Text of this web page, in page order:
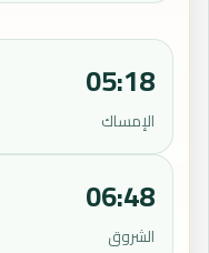
05:18
الإمساك
06:48
الشروق